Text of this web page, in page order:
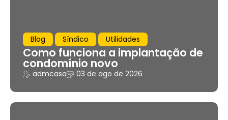
Blog Síndico Utilidades
Como funciona a implantação de
condomínio novo
admcasa 03 de ago de 2026